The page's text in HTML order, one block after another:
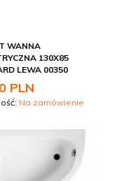
WANNA
130X85
LEWA 00350
PLN
Na zamówienie